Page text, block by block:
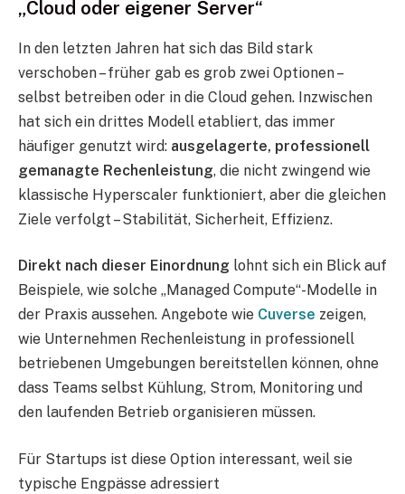
„Cloud oder eigener Server“
In den letzten Jahren hat sich das Bild stark
verschoben – früher gab es grob zwei Optionen –
selbst betreiben oder in die Cloud gehen. Inzwischen
hat sich ein drittes Modell etabliert, das immer
häufiger genutzt wird: ausgelagerte, professionell
gemanagte Rechenleistung, die nicht zwingend wie
klassische Hyperscaler funktioniert, aber die gleichen
Ziele verfolgt – Stabilität, Sicherheit, Effizienz.
Direkt nach dieser Einordnung lohnt sich ein Blick auf
Beispiele, wie solche „Managed Compute“-Modelle in
der Praxis aussehen. Angebote wie Cuverse zeigen,
wie Unternehmen Rechenleistung in professionell
betriebenen Umgebungen bereitstellen können, ohne
dass Teams selbst Kühlung, Strom, Monitoring und
den laufenden Betrieb organisieren müssen.
Für Startups ist diese Option interessant, weil sie
typische Engpässe adressiert